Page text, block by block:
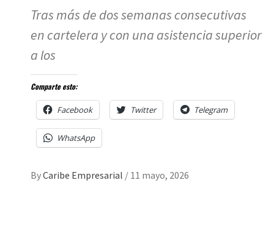
Tras más de dos semanas consecutivas
en cartelera y con una asistencia superior
a los
Comparte esto:
Facebook Twitter Telegram
WhatsApp
ByCaribe Empresarial / 11 mayo, 2026